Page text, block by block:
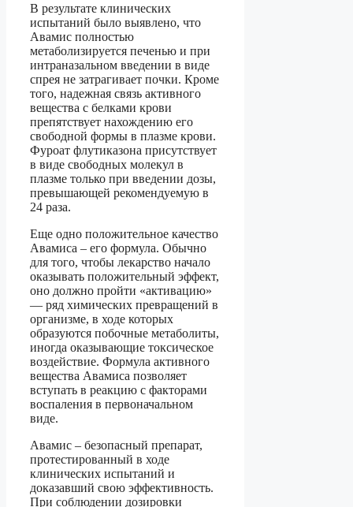
В результате клинических
испытаний было выявлено, что
Авамис полностью
метаболизируется печенью и при
интраназальном введении в виде
спрея не затрагивает почки. Кроме
того, надежная связь активного
вещества с белками крови
препятствует нахождению его
свободной формы в плазме крови.
Фуроат флутиказона присутствует
в виде свободных молекул в
плазме только при введении дозы,
превышающей рекомендуемую в
24 раза.
Еще одно положительное качество
Авамиса – его формула. Обычно
для того, чтобы лекарство начало
оказывать положительный эффект,
оно должно пройти «активацию»
— ряд химических превращений в
организме, в ходе которых
образуются побочные метаболиты,
иногда оказывающие токсическое
воздействие. Формула активного
вещества Авамиса позволяет
вступать в реакцию с факторами
воспаления в первоначальном
виде.
Авамис – безопасный препарат,
протестированный в ходе
клинических испытаний и
доказавший свою эффективность.
При соблюдении дозировки